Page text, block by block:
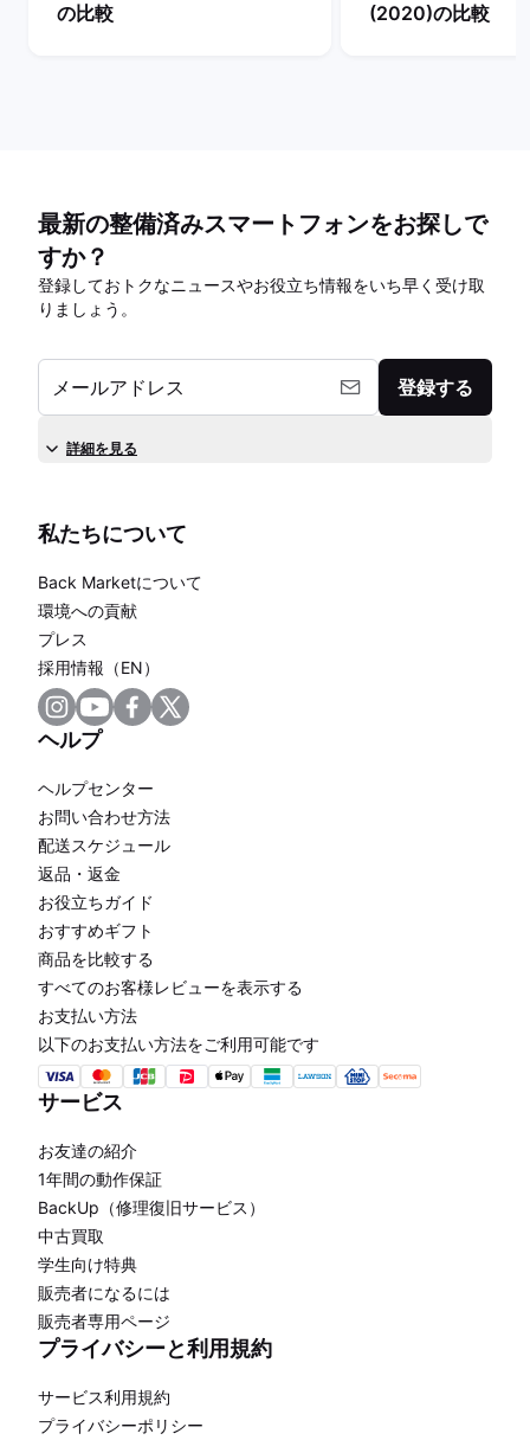
の比較
(2020)の比較
最新の整備済みスマートフォンをお探しで
すか？
登録しておトクなニュースやお役立ち情報をいち早く受け取
りましょう。
メールアドレス 登録する
詳細を見る
私たちについて
Back Marketについて
環境への貢献
プレス
採用情報（EN）
ヘルプ
ヘルプセンター
お問い合わせ方法
配送スケジュール
返品・返金
お役立ちガイド
おすすめギフト
商品を比較する
すべてのお客様レビューを表示する
お支払い方法
以下のお支払い方法をご利用可能です
サービス
お友達の紹介
1年間の動作保証
BackUp（修理復旧サービス）
中古買取
学生向け特典
販売者になるには
販売者専用ページ
プライバシーと利用規約
サービス利用規約
プライバシーポリシー